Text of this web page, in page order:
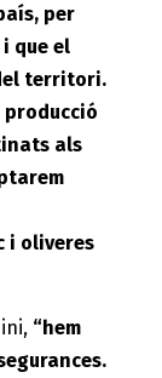
per
que el
territori.
producció
als
i oliveres
“hem